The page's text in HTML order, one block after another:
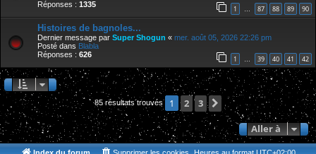
Réponses : 1335 1 … 87 88 89 90
Histoires de bagnoles...
Dernier message par Super Shogun « mer. août 05, 2026 22:26 pm
Posté dans Blabla
Réponses : 626 1 … 39 40 41 42
85 résultats trouvés 1 2 3
Suivante
Aller à